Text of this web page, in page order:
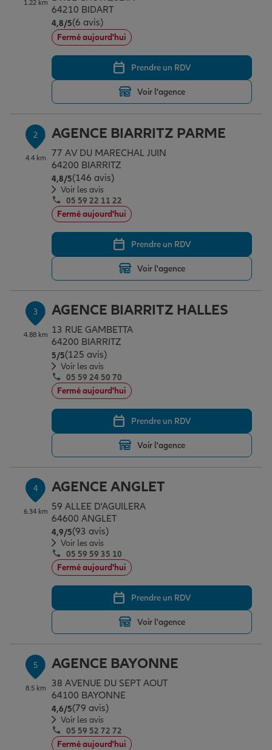
Assurance emprunteur
Prévoyance et dépendance
Protection de la famille
Épargne & retraite
Placements financiers
Investissements immobiliers
Transmission
Déménager
Changer de voiture
Départ à la retraite
Outre-mer
Assurance auto
Assurance habitation
Garantie des accidents de la vie
Assurance scolaire
Protection juridique
Tous nos devis d'assurance
Professionnels
Allianz en France
1.22 km
64210 BIDART
4,8/5Note de 4.8 sur 5
(6 avis)
Fermé aujourd'hui
Prendre un RDV
Voir l'agence
2
4.4 km
AGENCE BIARRITZ PARME
77 AV DU MARECHAL JUIN
64200 BIARRITZ
4,8/5Note de 4.8 sur 5
(146 avis)
Voir les avis
05 59 22 11 22
Fermé aujourd'hui
Prendre un RDV
Voir l'agence
3
4.88 km
AGENCE BIARRITZ HALLES
13 RUE GAMBETTA
64200 BIARRITZ
5/5Note de 5 sur 5
(125 avis)
Voir les avis
05 59 24 50 70
Fermé aujourd'hui
Prendre un RDV
Voir l'agence
4
6.34 km
AGENCE ANGLET
59 ALLEE D'AGUILERA
64600 ANGLET
4,9/5Note de 4.9 sur 5
(93 avis)
Voir les avis
05 59 59 35 10
Fermé aujourd'hui
Prendre un RDV
Voir l'agence
5
8.5 km
AGENCE BAYONNE
38 AVENUE DU SEPT AOUT
64100 BAYONNE
4,6/5Note de 4.6 sur 5
(79 avis)
Voir les avis
05 59 52 72 72
Fermé aujourd'hui